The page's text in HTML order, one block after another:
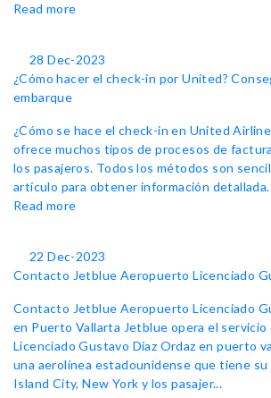
Read more
28 Dec-2023
¿Cómo hacer el check-in por United?
embarque
¿Cómo se hace el check-in en United
ofrece muchos tipos de procesos de
los pasajeros. Todos los métodos son
artículo para obtener información
Read more
22 Dec-2023
Contacto Jetblue Aeropuerto Licenciado
Contacto Jetblue Aeropuerto Licenciado
en Puerto Vallarta Jetblue opera el
Licenciado Gustavo Díaz Ordaz en puerto
una aerolínea estadounidense que tiene su
Island City, New York y los pasajer...